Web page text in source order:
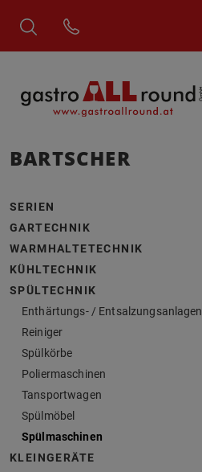
BARTSCHER
SERIEN
GARTECHNIK
WARMHALTETECHNIK
KÜHLTECHNIK
SPÜLTECHNIK
Enthärtungs- / Entsalzungsanlagen
Reiniger
Spülkörbe
Poliermaschinen
Tansportwagen
Spülmöbel
Spülmaschinen
KLEINGERÄTE